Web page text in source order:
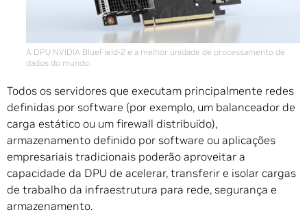
A DPU NVIDIA BlueField-2 é a melhor unidade de processamento de
dados do mundo.
Todos os servidores que executam principalmente redes
definidas por software (por exemplo, um balanceador de
carga estático ou um firewall distribuído),
armazenamento definido por software ou aplicações
empresariais tradicionais poderão aproveitar a
capacidade da DPU de acelerar, transferir e isolar cargas
de trabalho da infraestrutura para rede, segurança e
armazenamento.